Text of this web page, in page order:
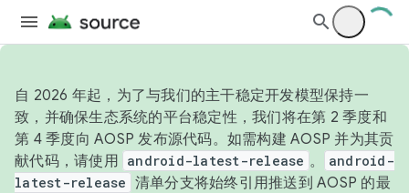
自 2026 年起，为了与我们的主干稳定开发模型保持一
致，并确保生态系统的平台稳定性，我们将在第 2 季度和
第 4 季度向 AOSP 发布源代码。如需构建 AOSP 并为其贡
献代码，请使用 android-latest-release 。
android-
latest-release 清单分支将始终引用推送到 AOSP 的最